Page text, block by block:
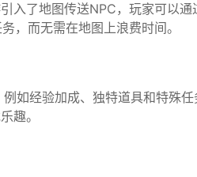
入了地图传送NPC，玩家可以通
，而无需在地图上浪费时间。
如经验加成、独特道具和特殊任
趣。